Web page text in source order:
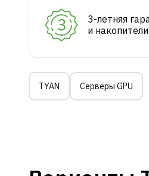
3-летняя
и
TYAN Серверы GPU